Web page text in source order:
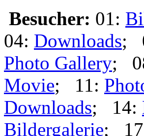
Besucher:01:
04:Downloads ;
Photo Gallery;
Movie; 11:
Downloads; 14: